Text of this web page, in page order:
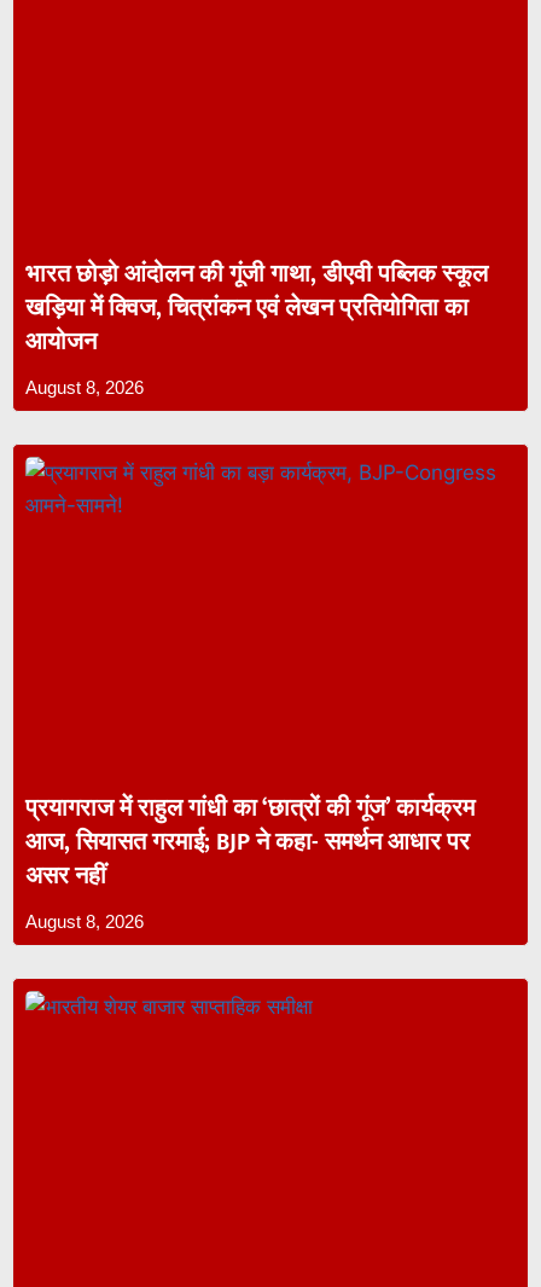
भारत छोड़ो आंदोलन की गूंजी गाथा, डीएवी पब्लिक स्कूल
खड़िया में क्विज, चित्रांकन एवं लेखन प्रतियोगिता का
आयोजन
August 8, 2026
प्रयागराज में राहुल गांधी का ‘छात्रों की गूंज’ कार्यक्रम
आज, सियासत गरमाई; BJP ने कहा- समर्थन आधार पर
असर नहीं
August 8, 2026